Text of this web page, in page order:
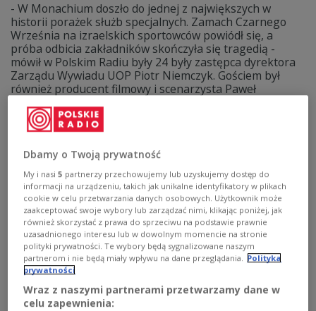
- W Monachium doszło do jednej z największych w
historii porażek służb specjalnych. Zamach Czarnego
Września na izraelskich sportowców powiódł się, a
próba odbicia zakładników skończyła się tragedią -
mówił w Polskim Radiu były 24 były zastępca dyrektora
Zarządu Wywiadu UOP Piotr Niemczyk. Gościem był
również producent filmowy i scenarzysta Paweł
Zobacz więcej na temat:
Piotr Niemczyk Palestyna
Dbamy o Twoją prywatność
My i nasi5 partnerzy przechowujemy lub uzyskujemy dostęp do
informacji na urządzeniu, takich jak unikalne identyfikatory w plikach
cookie w celu przetwarzania danych osobowych. Użytkownik może
zaakceptować swoje wybory lub zarządzać nimi, klikając poniżej, jak
również skorzystać z prawa do sprzeciwu na podstawie prawnie
uzasadnionego interesu lub w dowolnym momencie na stronie
polityki prywatności. Te wybory będą sygnalizowane naszym
partnerom i nie będą miały wpływu na dane przeglądania. Polityka
prywatności
Wraz z naszymi partnerami przetwarzamy dane w
celu zapewnienia: